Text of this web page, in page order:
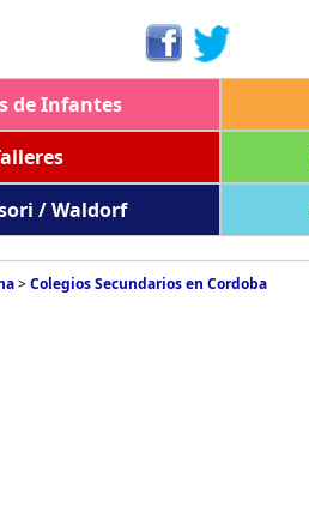
de Infantes
/ Waldorf
>Colegios Secundarios en Cordoba